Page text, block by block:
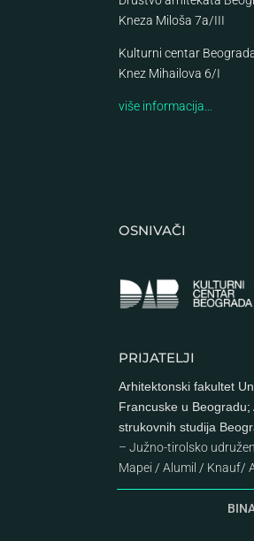
Kneza Miloša 7a/III
Kulturni centar
Knez Mihailova 6/I
više informacija…
OSNIVAČI
PRIJATELJI
Arhitektonski fakultet
Francuske u Beogradu;
strukovnih studija
– Južno-tirolsko
Mapei /Alumil / Knauf/